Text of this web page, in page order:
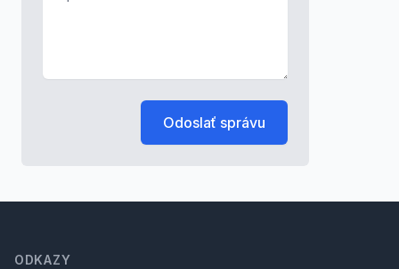
Odoslať správu
ODKAZY